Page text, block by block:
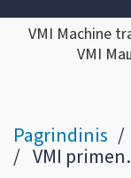
VMI Machine
VMI
Pagrindinis
VMI primena, ką turi žinoti gyventojai pardavus NT ar automobilį